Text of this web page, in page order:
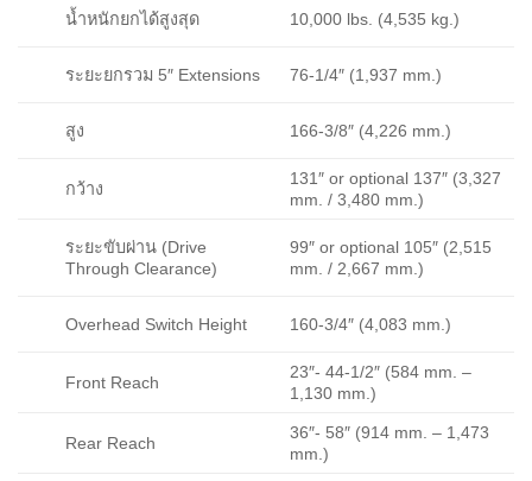
น้ำหนักยกได้สูงสุด 10,000 lbs. (4,535 kg.)
ระยะยกรวม 5″ Extensions 76-1/4″ (1,937 mm.)
สูง 166-3/8″ (4,226 mm.)
กว้าง
131″ or optional 137″ (3,327
mm. / 3,480 mm.)
ระยะขับผ่าน (Drive
Through Clearance)
99″ or optional 105″ (2,515
mm. / 2,667 mm.)
Overhead Switch Height 160-3/4″ (4,083 mm.)
Front Reach
23″- 44-1/2″ (584 mm. –
1,130 mm.)
Rear Reach
36″- 58″ (914 mm. – 1,473
mm.)